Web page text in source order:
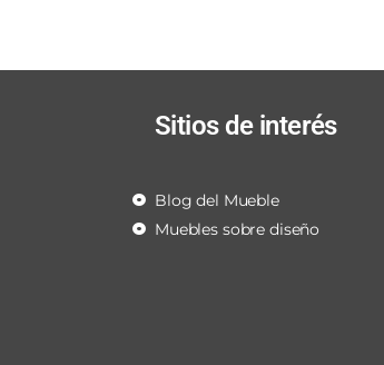
Sitios de interés
Blog del Mueble
Muebles sobre diseño